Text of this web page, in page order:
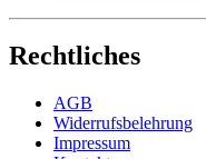
Rechtliches
AGB
Widerrufsbelehrung
Impressum